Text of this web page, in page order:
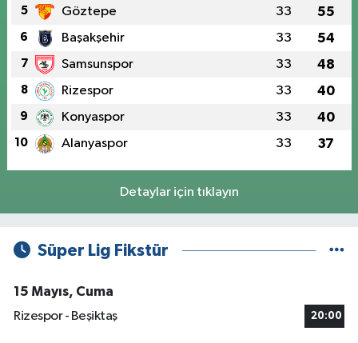
5 Göztepe 33 55
6 Başakşehir 33 54
7 Samsunspor 33 48
8 Rizespor 33 40
9 Konyaspor 33 40
10 Alanyaspor 33 37
Detaylar için tıklayın
Süper Lig Fikstür
15 Mayıs, Cuma
Rizespor - Beşiktaş
20:00